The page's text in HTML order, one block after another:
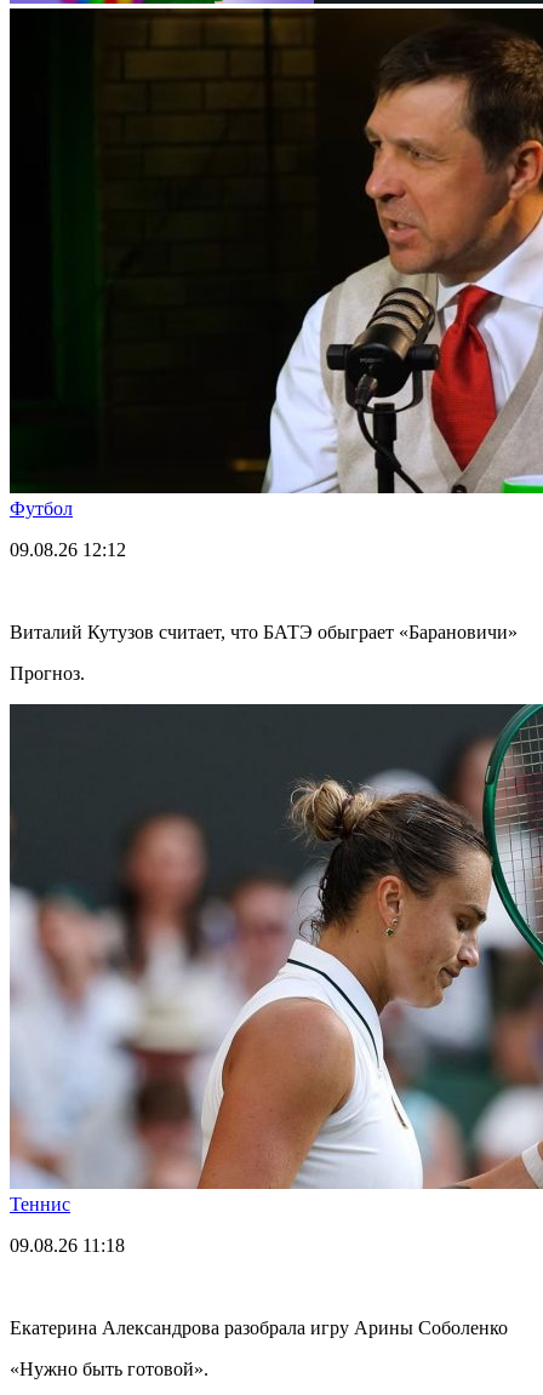
Футбол
09.08.26 12:12
Виталий Кутузов считает, что БАТЭ обыграет «Барановичи»
Прогноз.
Теннис
09.08.26 11:18
Екатерина Александрова разобрала игру Арины Соболенко
«Нужно быть готовой».